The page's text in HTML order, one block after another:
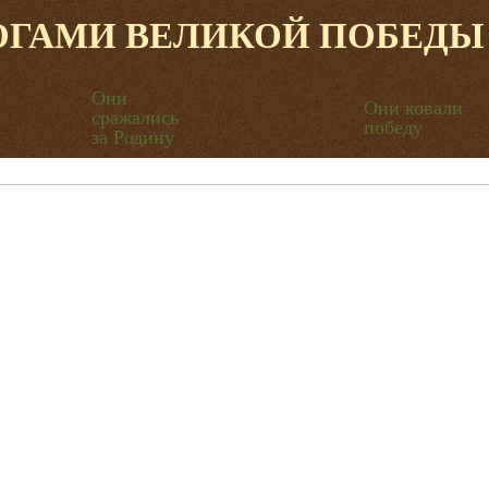
ВЕЛИКОЙ ПОБЕДЫ
Они
сражались
за Родину
Они ковали
победу